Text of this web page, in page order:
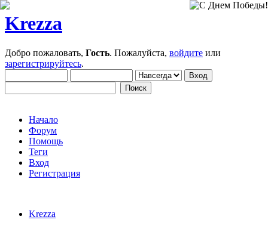
Krezza
Добро пожаловать, Гость. Пожалуйста, войдите или
зарегистрируйтесь.
Начало
Форум
Помощь
Теги
Вход
Регистрация
Krezza